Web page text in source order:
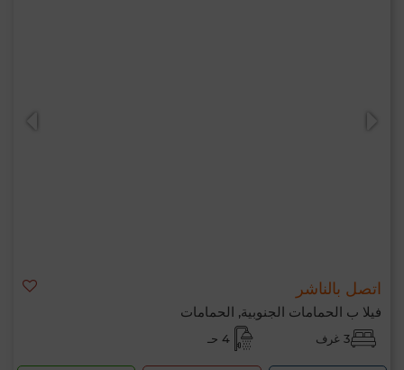
اتصل بالناشر
فيلا ب الحمامات الجنوبية, الحمامات
3 غرف 4 حـ